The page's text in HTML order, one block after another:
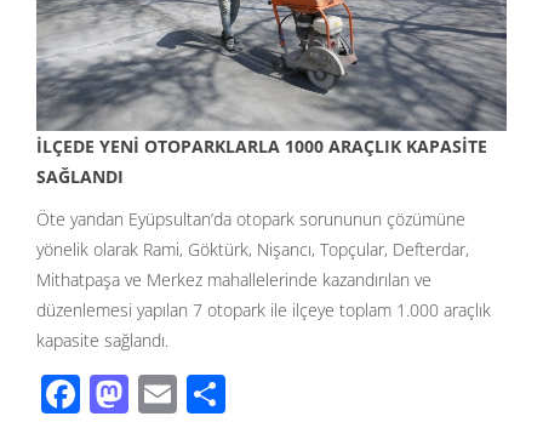
İLÇEDE YENİ OTOPARKLARLA 1000 ARAÇLIK KAPASİTE
SAĞLANDI
Öte yandan Eyüpsultan’da otopark sorununun çözümüne
yönelik olarak Rami, Göktürk, Nişancı, Topçular, Defterdar,
Mithatpaşa ve Merkez mahallelerinde kazandırılan ve
düzenlemesi yapılan 7 otopark ile ilçeye toplam 1.000 araçlık
kapasite sağlandı.
F M E